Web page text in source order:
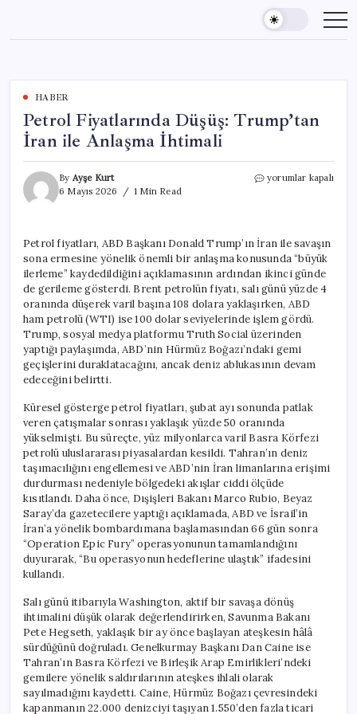
content
HABER
Petrol Fiyatlarında Düşüş: Trump’tan
İran ile Anlaşma İhtimali
By Ayşe Kurt
6 Mayıs 2026
1 Min Read
Petrol
ile
Anlaşma
İhtimali
için
yorumlar kapalı
Petrol fiyatları, ABD Başkanı Donald Trump’ın İran ile savaşın
sona ermesine yönelik önemli bir anlaşma konusunda “büyük
ilerleme” kaydedildiğini açıklamasının ardından ikinci günde
de gerileme gösterdi. Brent petrolün fiyatı, salı günü yüzde 4
oranında düşerek varil başına 108 dolara yaklaşırken, ABD
ham petrolü (WTI) ise 100 dolar seviyelerinde işlem gördü.
Trump, sosyal medya platformu Truth Social üzerinden
yaptığı paylaşımda, ABD’nin Hürmüz Boğazı’ndaki gemi
geçişlerini duraklatacağını, ancak deniz ablukasının devam
edeceğini belirtti.
Küresel gösterge petrol fiyatları, şubat ayı sonunda patlak
veren çatışmalar sonrası yaklaşık yüzde 50 oranında
yükselmişti. Bu süreçte, yüz milyonlarca varil Basra Körfezi
petrolü uluslararası piyasalardan kesildi. Tahran’ın deniz
taşımacılığını engellemesi ve ABD’nin İran limanlarına erişimi
durdurması nedeniyle bölgedeki akışlar ciddi ölçüde
kısıtlandı. Daha önce, Dışişleri Bakanı Marco Rubio, Beyaz
Saray’da gazetecilere yaptığı açıklamada, ABD ve İsrail’in
İran’a yönelik bombardımana başlamasından 66 gün sonra
“Operation Epic Fury” operasyonunun tamamlandığını
duyurarak, “Bu operasyonun hedeflerine ulaştık” ifadesini
kullandı.
Salı günü itibarıyla Washington, aktif bir savaşa dönüş
ihtimalini düşük olarak değerlendirirken, Savunma Bakanı
Pete Hegseth, yaklaşık bir ay önce başlayan ateşkesin hâlâ
sürdüğünü doğruladı. Genelkurmay Başkanı Dan Caine ise
Tahran’ın Basra Körfezi ve Birleşik Arap Emirlikleri’ndeki
gemilere yönelik saldırılarının ateşkes ihlali olarak
sayılmadığını kaydetti. Caine, Hürmüz Boğazı çevresindeki
kapanmanın 22.000 denizciyi taşıyan 1.550’den fazla ticari